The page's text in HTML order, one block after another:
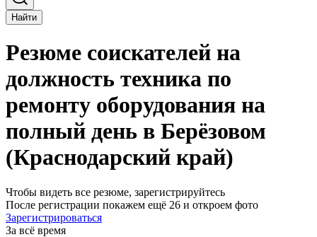
Найти
Резюме соискателей на
должность техника по
ремонту оборудования на
полный день в Берёзовом
(Краснодарский край)
Чтобы видеть все резюме, зарегистрируйтесь
После регистрации покажем ещё 26 и откроем фото
Зарегистрироваться
За всё время